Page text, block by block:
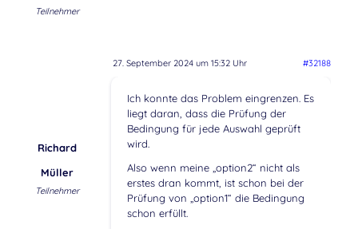
Teilnehmer
27. September 2024 um 15:32 Uhr #32188
Richard
Müller
Teilnehmer
Ich konnte das Problem eingrenzen. Es
liegt daran, dass die Prüfung der
Bedingung für jede Auswahl geprüft
wird.
Also wenn meine „option2“ nicht als
erstes dran kommt, ist schon bei der
Prüfung von „option1“ die Bedingung
schon erfüllt.